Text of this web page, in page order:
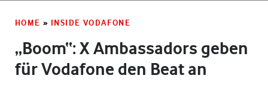
HOME » INSIDE VODAFONE
„Boom“: X Ambassadors geben
für Vodafone den Beat an